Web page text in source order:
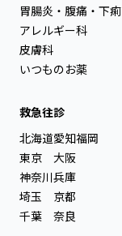
胃腸炎・腹痛・下痢
アレルギー科
皮膚科
いつものお薬
救急往診
北海道
東京
神奈川
埼玉
千葉
愛知
大阪
兵庫
京都
奈良
福岡